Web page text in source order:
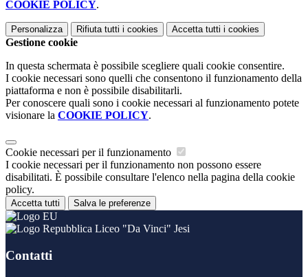
COOKIE POLICY.
Personalizza Rifiuta tutti i cookies Accetta tutti i cookies
Gestione cookie
In questa schermata è possibile scegliere quali cookie consentire.
I cookie necessari sono quelli che consentono il funzionamento della
piattaforma e non è possibile disabilitarli.
Per conoscere quali sono i cookie necessari al funzionamento potete
visionare la COOKIE POLICY.
Cookie necessari per il funzionamento
I cookie necessari per il funzionamento non possono essere
disabilitati. È possibile consultare l'elenco nella pagina della cookie
policy.
Accetta tutti Salva le preferenze
Liceo "Da Vinci" Jesi
Contatti